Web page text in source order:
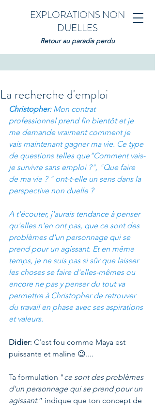
EXPLORATIONS NON
DUELLES
Retour au paradis perdu
La recherche d'emploi
Christopher: Mon contrat
professionnel prend fin bientôt et je
me demande vraiment comment je
vais maintenant gagner ma vie. Ce type
de questions telles que"Comment vais-
je survivre sans emploi ?", "Que faire
de ma vie ? " ont-t-elle un sens dans la
perspective non duelle ?
A t'écouter, j'aurais tendance à penser
qu'elles n'en ont pas, que ce sont des
problèmes d'un personnage qui se
prend pour un agissant. Et en même
temps, je ne suis pas si sûr que laisser
les choses se faire d'elles-mêmes ou
encore ne pas y penser du tout va
permettre à Christopher de retrouver
du travail en phase avec ses aspirations
et valeurs.
Didier: C’est fou comme Maya est
puissante et maline 😉....
Ta formulation "ce sont des problèmes
d'un personnage qui se prend pour un
agissant.” indique que ton concept de